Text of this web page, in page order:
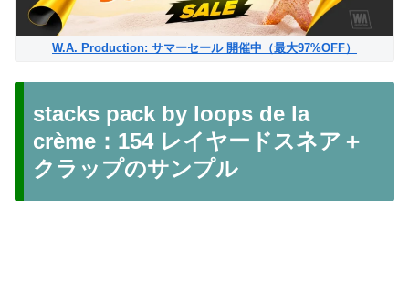
W.A. Production: サマーセール 開催中（最大97%OFF）
stacks pack by loops de la
crème：154 レイヤードスネア＋
クラップのサンプル